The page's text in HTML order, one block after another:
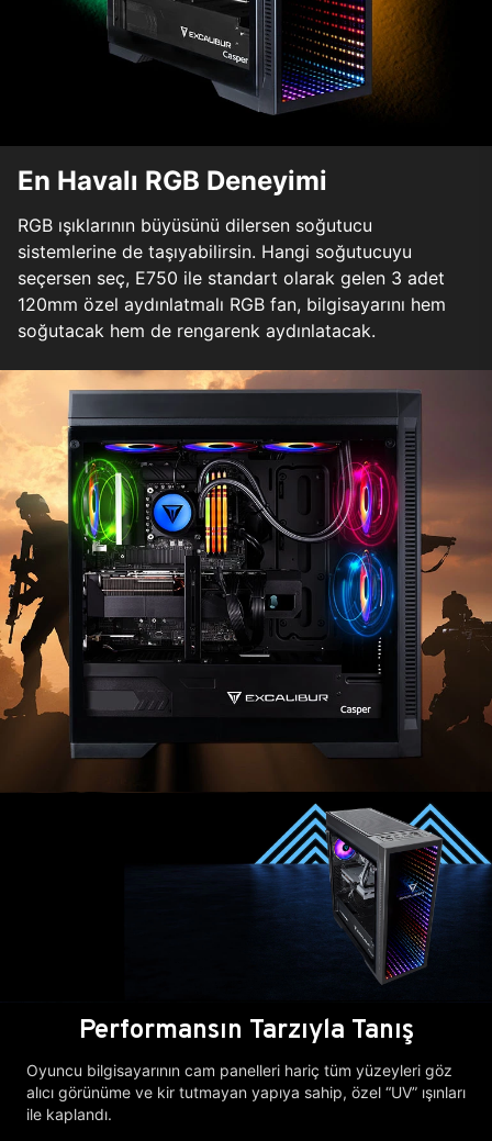
En Havalı RGB Deneyimi
RGB ışıklarının büyüsünü dilersen soğutucu
sistemlerine de taşıyabilirsin. Hangi soğutucuyu
seçersen seç, E750 ile standart olarak gelen 3 adet
120mm özel aydınlatmalı RGB fan, bilgisayarını hem
soğutacak hem de rengarenk aydınlatacak.
Performansın Tarzıyla Tanış
Oyuncu bilgisayarının cam panelleri hariç tüm yüzeyleri göz
alıcı görünüme ve kir tutmayan yapıya sahip, özel “UV” ışınları
ile kaplandı.